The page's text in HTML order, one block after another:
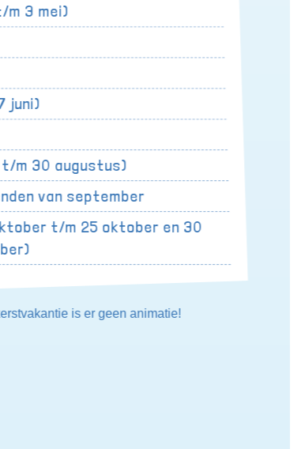
m 3 mei)
juni)
m 30 augustus)
van september
t/m 25 oktober en 30
is er geen animatie!